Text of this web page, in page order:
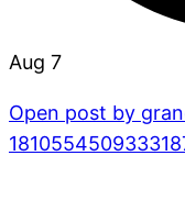
Aug 7
Open post by